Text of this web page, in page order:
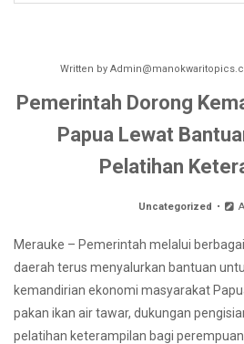
Written by
Pemerintah Dorong
Papua Lewat
Pelatihan
Uncategorized
Merauke – Pemerintah melalui
daerah terus menyalurkan bantuan
kemandirian ekonomi masyarakat
pakan ikan air tawar, dukungan
pelatihan keterampilan bagi